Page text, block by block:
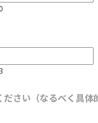
ださい（なるべく具体